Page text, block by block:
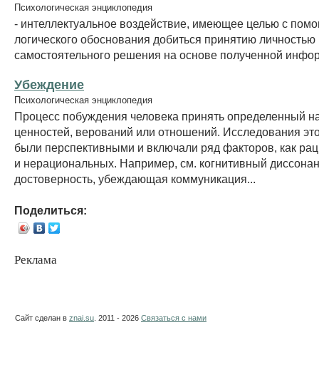
Психологическая энциклопедия
- интеллектуальное воздействие, имеющее целью с
логического обоснования добиться принятию личностью
самостоятельного решения на основе полученной
Убеждение
Психологическая энциклопедия
Процесс побуждения человека принять определенный
ценностей, верований или отношений. Исследования
были перспективными и включали ряд факторов, как
и нерациональных. Например, см. когнитивный
достоверность, убеждающая коммуникация...
Поделиться:
Реклама
Сайт сделан в znai.su . 2011 - 2026 Связаться с нами